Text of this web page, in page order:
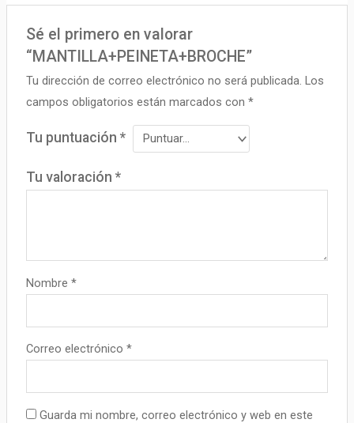
Sé el primero en valorar
“MANTILLA+PEINETA+BROCHE”
Tu dirección de correo electrónico no será publicada. Los
campos obligatorios están marcados con*
Tu puntuación*
Tu valoración*
Nombre*
Correo electrónico*
Guarda mi nombre, correo electrónico y web en este